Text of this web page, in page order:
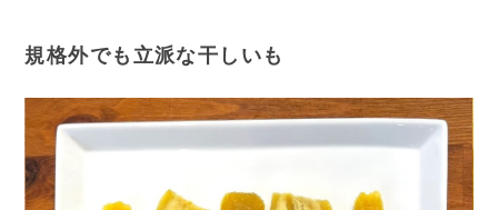
規格外でも立派な干しいも